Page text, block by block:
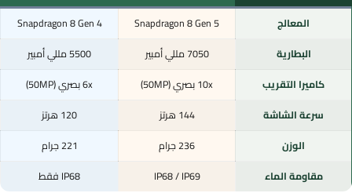
المعالج
Snapdragon 8 Gen 5
Snapdragon 8 Gen 4
البطارية
7050 مللي أمبير
5500 مللي أمبير
كاميرا التقريب
10x بصري (50MP)
6x بصري (50MP)
سرعة الشاشة
144 هرتز
120 هرتز
الوزن
236 جرام
221 جرام
مقاومة الماء
IP68 / IP69 IP68 فقط